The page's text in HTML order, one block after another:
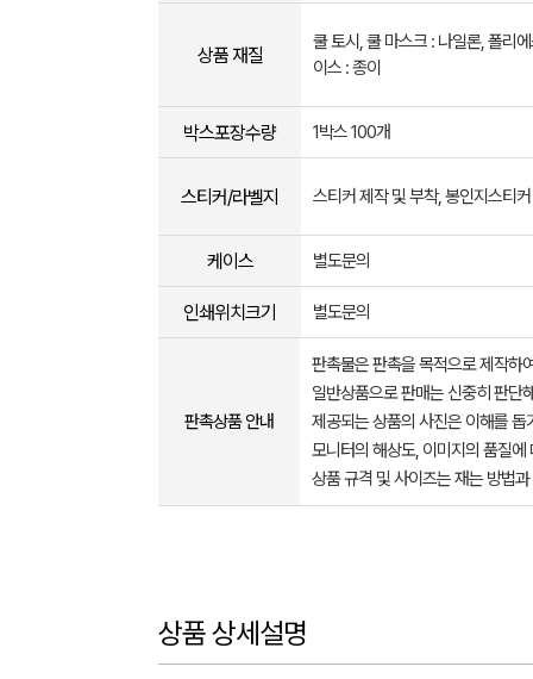
상품 재질
쿨 토시, 쿨 마스크 : 나일론, 폴리
이스 : 종이
박스포장수량 1박스 100개
스티커/라벨지 스티커 제작 및 부착, 봉인지스티커
케이스 별도문의
인쇄위치크기 별도문의
판촉상품 안내
판촉물은 판촉을 목적으로 제작하
일반상품으로 판매는 신중히 판단
제공되는 상품의 사진은 이해를
모니터의 해상도, 이미지의 품질
상품 규격 및 사이즈는 재는 방법
상품 상세설명